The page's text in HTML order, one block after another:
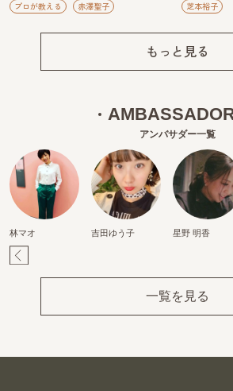
プロが教える
赤澤聖子
芝本裕子
もっと見る
アンバサダー一覧
林マオ 吉田ゆう子 星野 明香
一覧を見る